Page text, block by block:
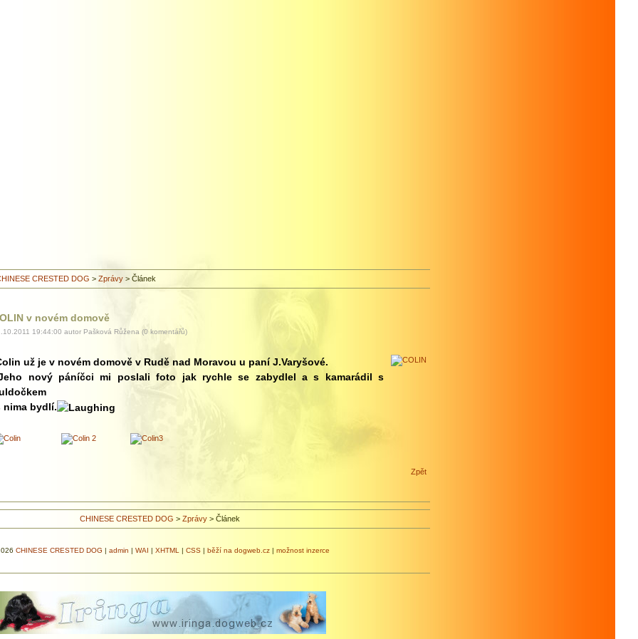
CRESTED DOG > Zprávy > Článek
v novém domově
19:44:00 autor Pašková Růžena (0 komentářů)
už je v novém domově v Rudě nad Moravou u paní J.Varyšové.
nový páníčci mi poslali foto jak rychle se zabydlel a s kamarádil s
bydlí.
Zpět
CHINESE CRESTED DOG > Zprávy> Článek
CHINESE CRESTED DOG | admin | WAI | XHTML | CSS | běží na dogweb.cz | možnost inzerce